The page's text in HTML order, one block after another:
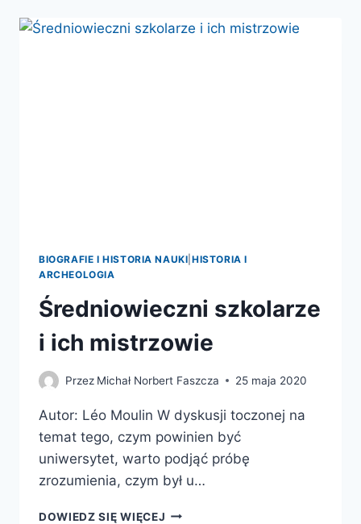
EPOCE
BIOGRAFIE I HISTORIA NAUKI |HISTORIA I
ARCHEOLOGIA
Średniowieczni szkolarze
i ich mistrzowie
Przez Michał Norbert Faszcza 25 maja 2020
Autor: Léo Moulin W dyskusji toczonej na
temat tego, czym powinien być
uniwersytet, warto podjąć próbę
zrozumienia, czym był u…
DOWIEDZ SIĘ WIĘCEJ ŚREDNIOWIECZNI